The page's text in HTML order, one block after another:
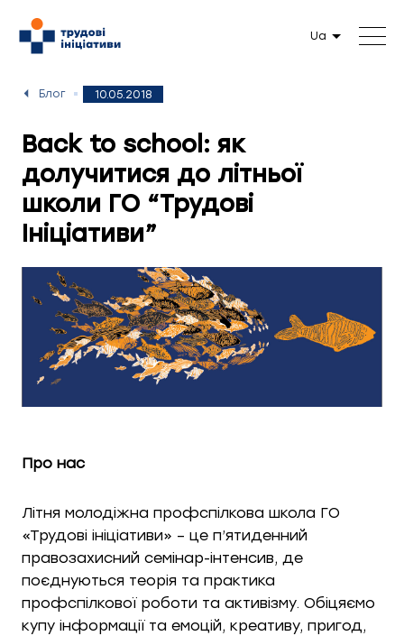
Ua
Блог 10.05.2018
Back to school: як
долучитися до літньої
школи ГО “Трудові
Ініціативи”
Про нас
Літня молодіжна профспілкова школа ГО
«Трудові ініціативи» – це п’ятиденний
правозахисний семінар-інтенсив, де
поєднуються теорія та практика
профспілкової роботи та активізму. Обіцяємо
купу інформації та емоцій, креативу, пригод,